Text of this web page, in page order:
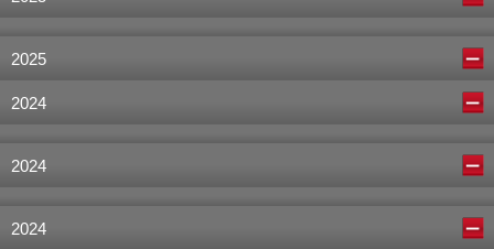
2025
2024
2024
2024